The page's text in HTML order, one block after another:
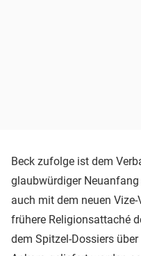
Beck zufolge ist dem
glaubwürdiger
auch mit dem neuen
frühere Religionsattaché
dem Spitzel-Dossiers